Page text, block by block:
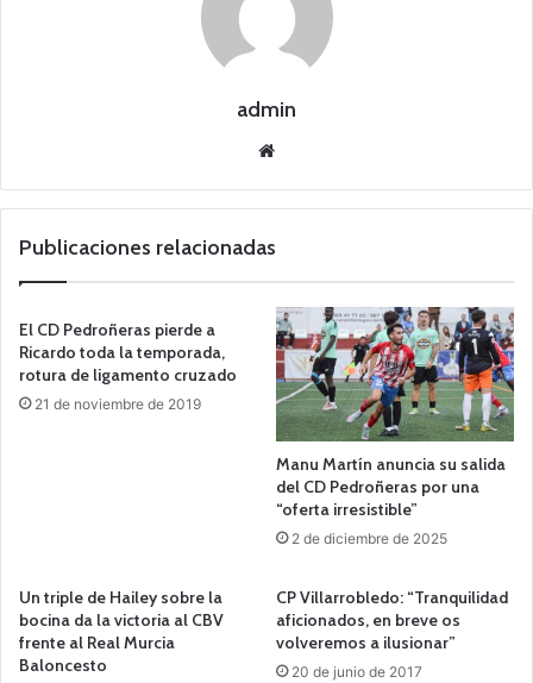
admin
we
Publicaciones relacionadas
El CD Pedroñeras pierde a
Ricardo toda la temporada,
rotura de ligamento cruzado
21 de noviembre de 2019
Manu Martín anuncia su salida
del CD Pedroñeras por una
“oferta irresistible”
2 de diciembre de 2025
Un triple de Hailey sobre la
bocina da la victoria al CBV
frente al Real Murcia
Baloncesto
CP Villarrobledo: “Tranquilidad
aficionados, en breve os
volveremos a ilusionar”
20 de junio de 2017